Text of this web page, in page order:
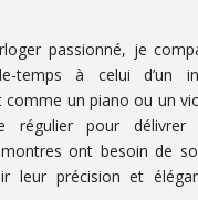
passionné, je
temps à celui d’un
comme un piano ou un
régulier pour délivrer
ont besoin de
leur précision et